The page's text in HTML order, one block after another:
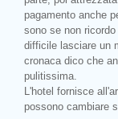
pagamento anche
sono se non
difficile lasciare un
cronaca dico che
pulitissima.
L'hotel fornisce
possono cambiare